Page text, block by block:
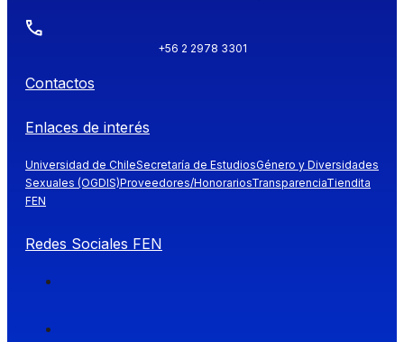
+56 2 2978 3301
Contactos
Enlaces de interés
Universidad de ChileSecretaría de EstudiosGénero y Diversidades
Sexuales (OGDIS)Proveedores/HonorariosTransparenciaTiendita
FEN
Redes Sociales FEN